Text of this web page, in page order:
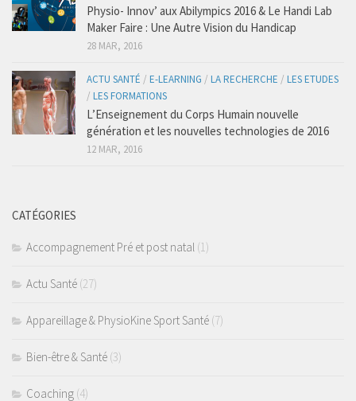
Dry Needling
Crochetage
Accompagnement Pré et post natal
Massages du Monde
Nutrition
Neurologie
Rhumatismes inflammatoires
Tendinopathies
Physio- Innov’ aux Abilympics 2016 & Le Handi Lab
Maker Faire : Une Autre Vision du Handicap
28 MAR, 2016
ACTU SANTÉ / E-LEARNING / LA RECHERCHE / LES ETUDES
/ LES FORMATIONS
L’Enseignement du Corps Humain nouvelle
génération et les nouvelles technologies de 2016
12 MAR, 2016
CATÉGORIES
Accompagnement Pré et post natal (1)
Actu Santé (27)
Appareillage & PhysioKine Sport Santé (7)
Bien-être & Santé (3)
Coaching (4)